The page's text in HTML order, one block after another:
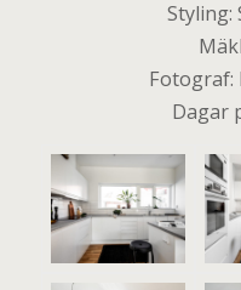
Styling:
Fotograf:
Dagar